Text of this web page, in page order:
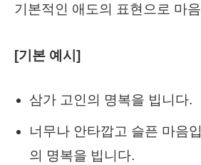
기본적인 애도의 표현으로 마
[기본 예시]
삼가 고인의 명복을 빕니다.
너무나 안타깝고 슬픈 마음
의 명복을 빕니다.